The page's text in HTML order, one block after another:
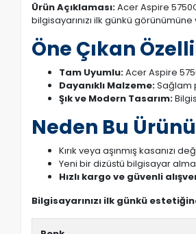
Ürün Açıklaması:Acer Aspire
bilgisayarınızı ilk günkü
Öne Çıkan
Tam Uyumlu:Acer Aspire
Dayanıklı Malzeme:Sağlam
Şık ve Modern Tasarım:
Neden Bu
Kırık veya aşınmış kasanızı
Yeni bir dizüstü bilgisayar
Hızlı kargo ve güvenli
Bilgisayarınızı ilk günkü